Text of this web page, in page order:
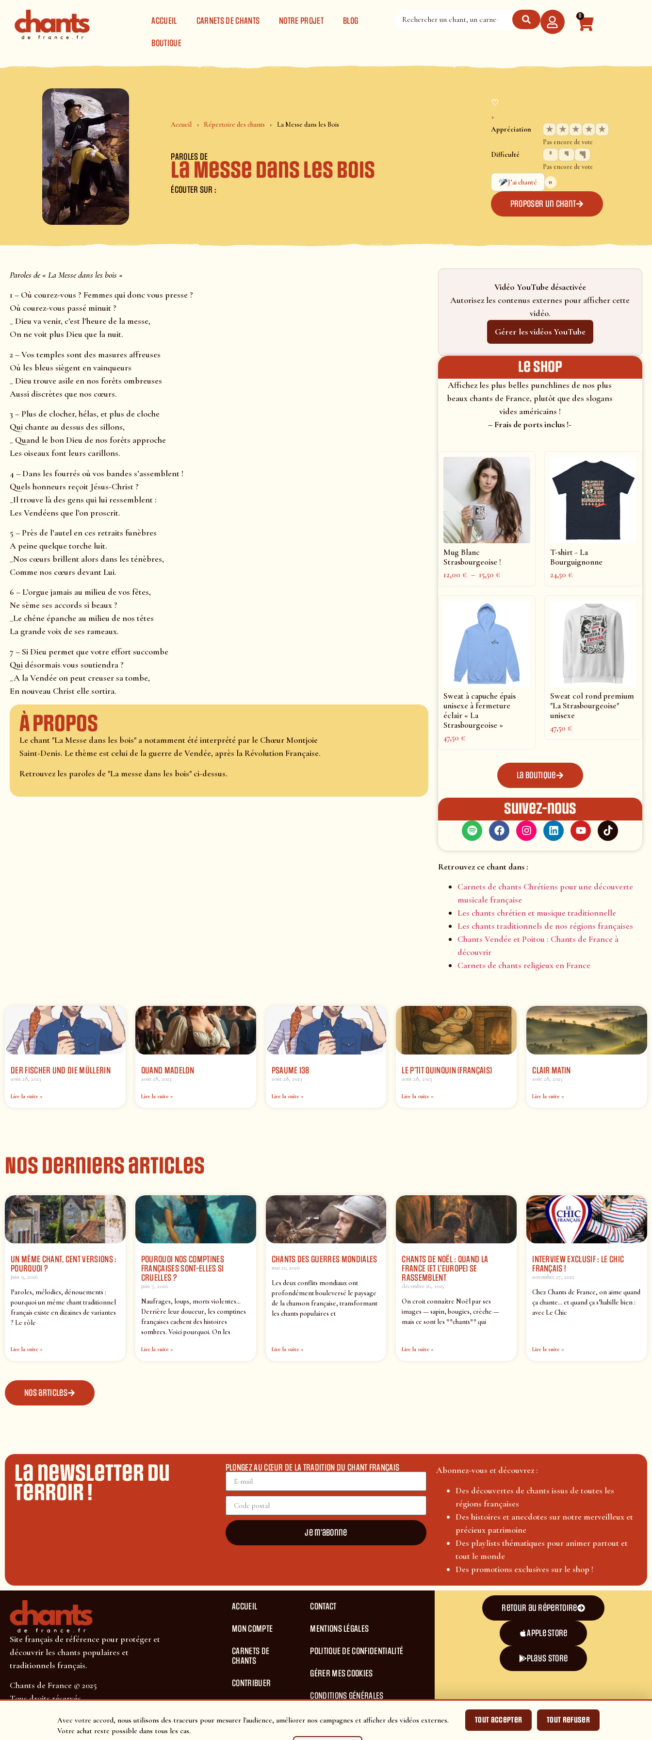
Avec votre accord, nous utilisons des traceurs pour mesurer l'audience, améliorer nos campagnes et afficher des vidéos externes.
Votre achat reste possible dans tous les cas.
Tout accepter Tout refuser
ACCUEIL CARNETS DE CHANTS NOTRE PROJET BLOG
BOUTIQUE
0
Accueil Répertoire des chants La Messe dans les Bois
PAROLES DE
La Messe dans les Bois
ÉCOUTER SUR :
♡
+
Appréciation ★ ★ ★ ★ ★
Pas encore de vote
Difficulté
Pas encore de vote
J’ai chanté
0
Proposer un chant
Paroles de « La Messe dans les bois »
1 – Où courez-vous ? Femmes qui donc vous presse ?
Où courez-vous passé minuit ?
_ Dieu va venir, c’est l’heure de la messe,
On ne voit plus Dieu que la nuit.
2 – Vos temples sont des masures affreuses
Où les bleus siègent en vainqueurs
_ Dieu trouve asile en nos forêts ombreuses
Aussi discrètes que nos cœurs.
3 – Plus de clocher, hélas, et plus de cloche
Qui chante au dessus des sillons,
_ Quand le bon Dieu de nos forêts approche
Les oiseaux font leurs carillons.
4 – Dans les fourrés où vos bandes s’assemblent !
Quels honneurs reçoit Jésus-Christ ?
_Il trouve là des gens qui lui ressemblent :
Les Vendéens que l’on proscrit.
5 – Près de l’autel en ces retraits funèbres
A peine quelque torche luit.
_Nos cœurs brillent alors dans les ténèbres,
Comme nos cœurs devant Lui.
6 – L’orgue jamais au milieu de vos fêtes,
Ne sème ses accords si beaux ?
_Le chêne épanche au milieu de nos têtes
La grande voix de ses rameaux.
7 – Si Dieu permet que votre effort succombe
Qui désormais vous soutiendra ?
_A la Vendée on peut creuser sa tombe,
En nouveau Christ elle sortira.
À propos
Le chant "La Messe dans les bois" a notamment été interprété par le Chœur Montjoie
Saint-Denis. Le thème est celui de la guerre de Vendée, après la Révolution Française.
Retrouvez les paroles de "La messe dans les bois" ci-dessus.
Vidéo YouTube désactivée
Autorisez les contenus externes pour afficher cette
vidéo.
Gérer les vidéos YouTube
le shop
Affichez les plus belles punchlines de nos plus
beaux chants de France, plutôt que des slogans
vides américains !
– Frais de ports inclus !-
Mug Blanc
Strasbourgeoise !
12,00€ – 15,50€
T-shirt - La
Bourguignonne
24,50€
Sweat à capuche épais
unisexe à fermeture
éclair « La
Strasbourgeoise »
47,50€
Sweat col rond premium
"La Strasbourgeoise"
unisexe
47,50€
La boutique
Suivez-nous
Retrouvez ce chant dans :
Carnets de chants Chrétiens pour une découverte
musicale française
Les chants chrétien et musique traditionnelle
Les chants traditionnels de nos régions françaises
Chants Vendée et Poitou : Chants de France à
découvrir
Carnets de chants religieux en France
DER FISCHER UND DIE MÜLLERIN
août 28, 2023
Lire la suite »
QUAND MADELON
août 28, 2023
Lire la suite »
PSAUME 138
août 28, 2023
Lire la suite »
LE P’TIT QUINQUIN (FRANÇAIS)
août 28, 2023
Lire la suite »
CLAIR MATIN
août 28, 2023
Lire la suite »
Nos derniers articles
UN MÊME CHANT, CENT VERSIONS :
POURQUOI ?
juin 9, 2026
Paroles, mélodies, dénouements :
pourquoi un même chant traditionnel
français existe en dizaines de variantes
? Le rôle
Lire la suite »
POURQUOI NOS COMPTINES
FRANÇAISES SONT-ELLES SI
CRUELLES ?
juin 7, 2026
Naufrages, loups, morts violentes…
Derrière leur douceur, les comptines
françaises cachent des histoires
sombres. Voici pourquoi. On les
Lire la suite »
CHANTS DES GUERRES MONDIALES
mai 21, 2026
Les deux conflits mondiaux ont
profondément bouleversé le paysage
de la chanson française, transformant
les chants populaires et
Lire la suite »
CHANTS DE NOËL : QUAND LA
FRANCE (ET L’EUROPE) SE
RASSEMBLENT
décembre 16, 2025
On croit connaître Noël par ses
images — sapin, bougies, crèche —
mais ce sont les **chants** qui
Lire la suite »
INTERVIEW EXCLUSIF : LE CHIC
FRANÇAIS !
novembre 27, 2025
Chez Chants de France, on aime quand
ça chante… et quand ça s’habille bien :
avec Le Chic
Lire la suite »
Nos articles
La newsletter du
terroir !
PLONGEZ AU CŒUR DE LA TRADITION DU CHANT FRANÇAIS
Je m'abonne
Abonnez-vous et découvrez :
Des découvertes de chants issus de toutes les
régions françaises
Des histoires et anecdotes sur notre merveilleux et
précieux patrimoine
Des playlists thématiques pour animer partout et
tout le monde
Des promotions exclusives sur le shop !
Site français de référence pour protéger et
découvrir les chants populaires et
traditionnels français.
Chants de France © 2025
Tous droits réservés
SUIVEZ-NOUS POUR NE RIEN MANQUER !
ACCUEIL
MON COMPTE
CARNETS DE
CHANTS
CONTRIBUER
CONTACT
MENTIONS LÉGALES
POLITIQUE DE CONFIDENTIALITÉ
GÉRER MES COOKIES
CONDITIONS GÉNÉRALES
CONDITIONS GÉNÉRALES DE VENTES
Retour au répertoire
Apple Store
plays store